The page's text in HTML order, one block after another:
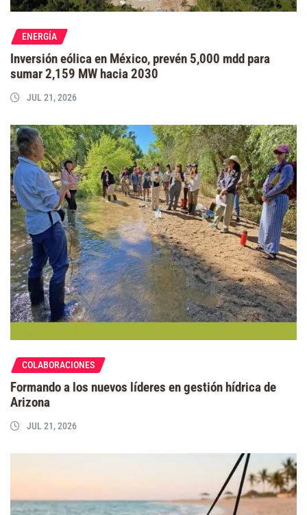
ENERGÍA
Inversión eólica en México, prevén 5,000 mdd para
sumar 2,159 MW hacia 2030
JUL 21, 2026
COLABORACIONES
Formando a los nuevos líderes en gestión hídrica de
Arizona
JUL 21, 2026